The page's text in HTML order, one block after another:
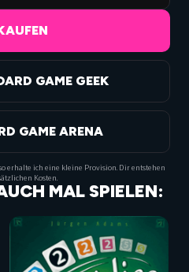
GAME GEEK
GAME ARENA
erhalte ich eine kleine Provision. Dir entstehen
Kosten.
MAL SPIELEN: